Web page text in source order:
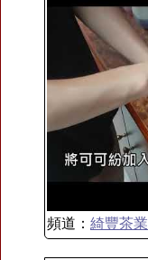
頻道： 綺豐茶業